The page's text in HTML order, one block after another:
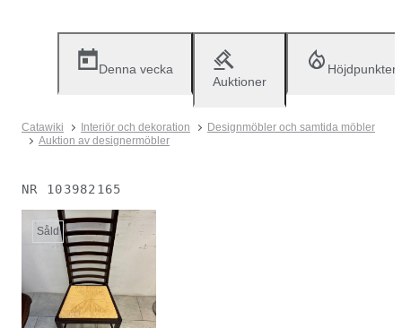
Denna vecka
Auktioner
Höjdpunkter
Catawiki Interiör och dekoration
Designmöbler och samtida möbler
Auktion av designermöbler
NR 103982165
Såld